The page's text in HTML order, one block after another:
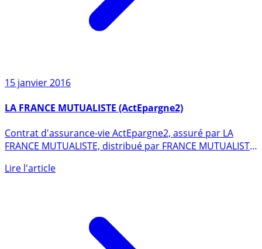
15 janvier 2016
LA FRANCE MUTUALISTE (ActEpargne2)
FRANCE MUTUALISTE, distribué par FRANCE MUTUALISTE.